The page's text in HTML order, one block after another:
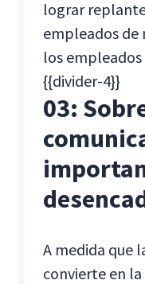
lograr
empleados de
los
{{divider-4}}
03:
A medida que
convierte en